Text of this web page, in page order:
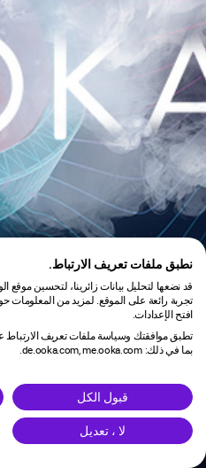
نطبق ملفات تعريف الارتباط.
قد نضعها لتحليل بيانات زائرينا، لتحسين
تجربة رائعة على الموقع. لمزيد من المعلومات
افتح الإعدادات.
بما في ذلك: de.ooka.com, me.ooka.com.
قبول الكل
لا ، تعديل